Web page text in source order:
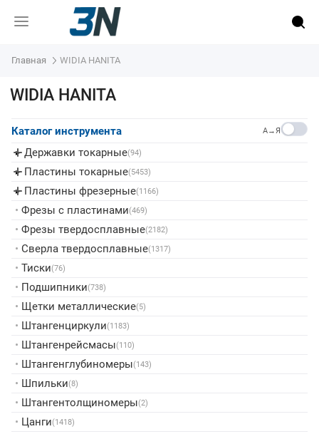
Главная WIDIA HANITA
WIDIA HANITA
Каталог инструмента A→Я
▸ Державки токарные(94)
▸ Пластины токарные(5453)
▸ Пластины фрезерные(1166)
• Фрезы с пластинами(469)
• Фрезы твердосплавные(2182)
• Сверла твердосплавные(1317)
• Тиски(76)
• Подшипники(738)
• Щетки металлические(5)
• Штангенциркули(1183)
• Штангенрейсмасы(110)
• Штангенглубиномеры(143)
• Шпильки(8)
• Штангентолщиномеры(2)
• Цанги(1418)